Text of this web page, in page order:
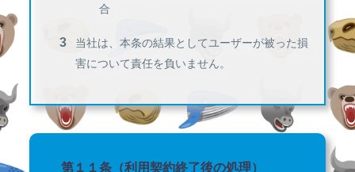
合
当社は、本条の結果としてユーザーが被った損
害について責任を負いません。
第１１条（利用契約終了後の処理）